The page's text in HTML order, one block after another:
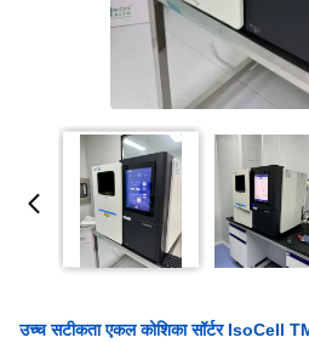
उच्च सटीकता एकल कोशिका सॉर्टर IsoCell